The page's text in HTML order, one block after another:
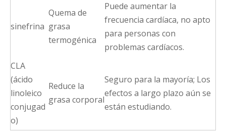
sinefrina
Quema de
grasa
termogénica
Puede aumentar la
frecuencia cardíaca, no apto
para personas con
problemas cardíacos.
CLA
(ácido
linoleico
conjugad
o)
Reduce la
grasa corporal
Seguro para la mayoría; Los
efectos a largo plazo aún se
están estudiando.